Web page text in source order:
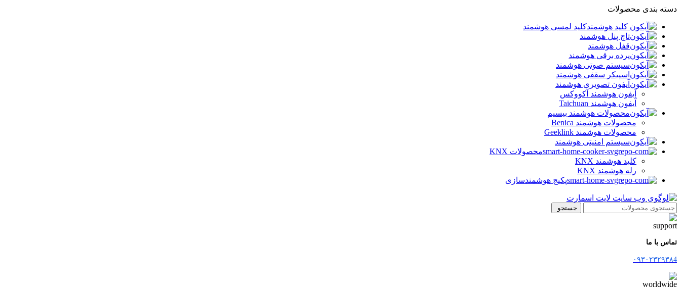
دسته بندی محصولات
کلید لمسی هوشمند
تاچ پنل هوشمند
قفل هوشمند
پرده برقی هوشمند
سیستم صوتی هوشمند
اسپیکر سقفی هوشمند
آیفون تصویری هوشمند
آيفون هوشمند آکووکس
آیفون هوشمند Taichuan
محصولات هوشمند بیسیم
محصولات هوشمند Benica
محصولات هوشمند Geeklink
سیستم امنیتی هوشمند
محصولات KNX
کلید هوشمند KNX
رله هوشمند KNX
پکیج هوشمندسازی
جستجو
تماس با ما
۰۹۳۰۲۳۲۹۳۸4